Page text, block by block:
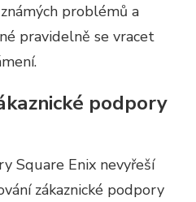
problémů a
pravidelně se vracet
podpory
Square Enix nevyřeší
zákaznické podpory